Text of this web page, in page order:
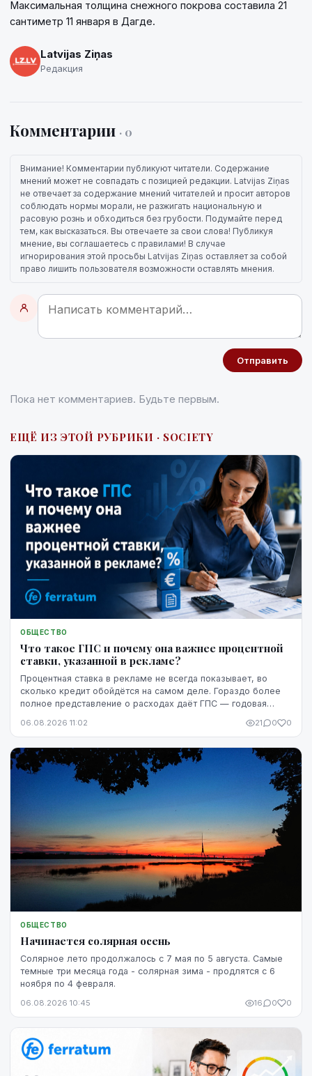
Максимальная толщина снежного покрова составила 21
сантиметр 11 января в Дагде.
Latvijas Ziņas
Редакция
Комментарии · 0
Внимание! Комментарии публикуют читатели. Содержание
мнений может не совпадать с позицией редакции. Latvijas Ziņas
не отвечает за содержание мнений читателей и просит авторов
соблюдать нормы морали, не разжигать национальную и
расовую рознь и обходиться без грубости. Подумайте перед
тем, как высказаться. Вы отвечаете за свои слова! Публикуя
мнение, вы соглашаетесь с правилами! В случае
игнорирования этой просьбы Latvijas Ziņas оставляет за собой
право лишить пользователя возможности оставлять мнения.
Отправить
Пока нет комментариев. Будьте первым.
ЕЩЁ ИЗ ЭТОЙ РУБРИКИ · SOCIETY
ОБЩЕСТВО
Что такое ГПС и почему она важнее процентной
ставки, указанной в рекламе?
Процентная ставка в рекламе не всегда показывает, во
сколько кредит обойдётся на самом деле. Гораздо более
полное представление о расходах даёт ГПС — годовая
06.08.2026 11:02 21 0 0
ОБЩЕСТВО
Начинается солярная осень
Солярное лето продолжалось с 7 мая по 5 августа. Самые
темные три месяца года - солярная зима - продлятся с 6
ноября по 4 февраля.
06.08.2026 10:45 16 0 0